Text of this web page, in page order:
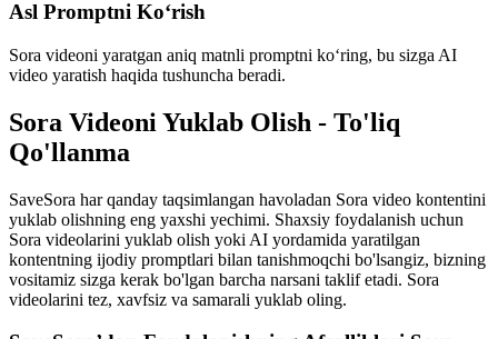
Asl Promptni Ko‘rish
Sora videoni yaratgan aniq matnli promptni ko‘ring, bu sizga AI
video yaratish haqida tushuncha beradi.
Sora Videoni Yuklab Olish - To'liq
Qo'llanma
SaveSora har qanday taqsimlangan havoladan Sora video kontentini
yuklab olishning eng yaxshi yechimi. Shaxsiy foydalanish uchun
Sora videolarini yuklab olish yoki AI yordamida yaratilgan
kontentning ijodiy promptlari bilan tanishmoqchi bo'lsangiz, bizning
vositamiz sizga kerak bo'lgan barcha narsani taklif etadi. Sora
videolarini tez, xavfsiz va samarali yuklab oling.